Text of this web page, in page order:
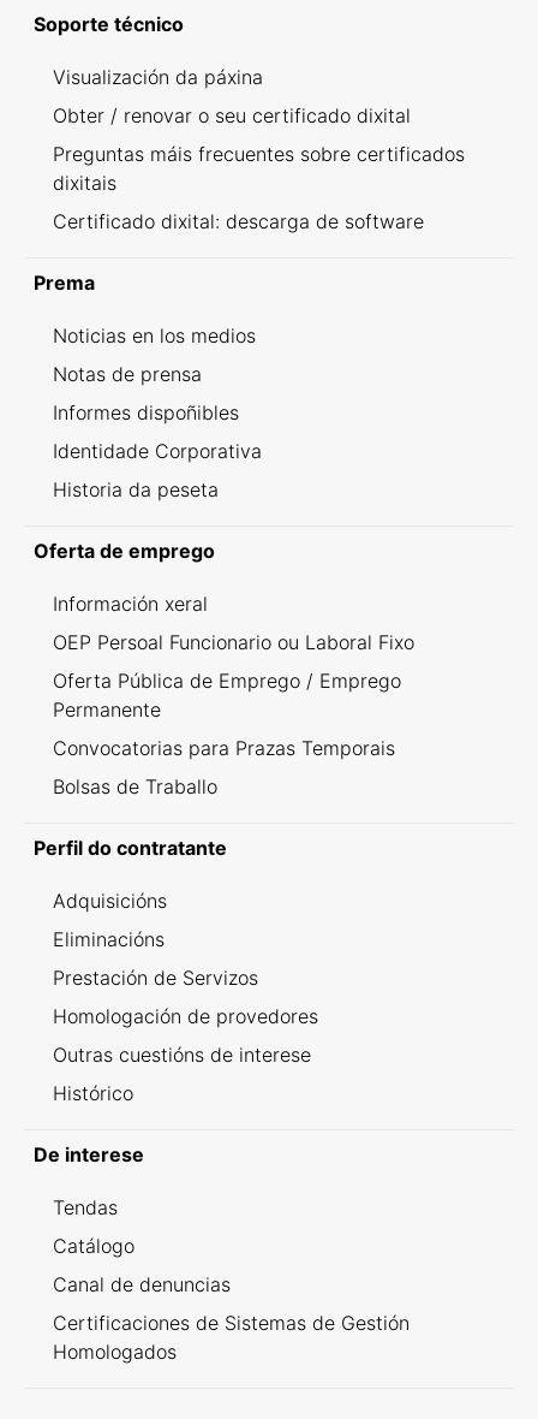
Soporte técnico
Visualización da páxina
Obter / renovar o seu certificado dixital
Preguntas máis frecuentes sobre certificados
dixitais
Certificado dixital: descarga de software
Prema
Noticias en los medios
Notas de prensa
Informes dispoñibles
Identidade Corporativa
Historia da peseta
Oferta de emprego
Información xeral
OEP Persoal Funcionario ou Laboral Fixo
Oferta Pública de Emprego / Emprego
Permanente
Convocatorias para Prazas Temporais
Bolsas de Traballo
Perfil do contratante
Adquisicións
Eliminacións
Prestación de Servizos
Homologación de provedores
Outras cuestións de interese
Histórico
De interese
Tendas
Catálogo
Canal de denuncias
Certificaciones de Sistemas de Gestión
Homologados